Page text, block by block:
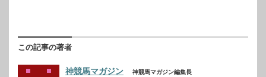
この記事の著者
神競馬マガジン 神競馬マガジン編集長